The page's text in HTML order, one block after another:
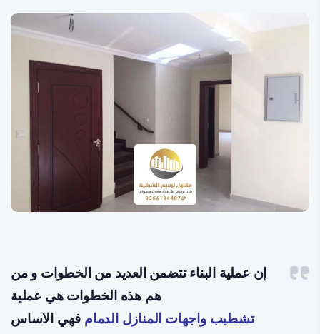
إن عملية البناء تتضمن العديد من الخطوات و من
هم هذه الخطوات هي عملية
تشطيب واجهات المنازل الدمام فهي الاساس